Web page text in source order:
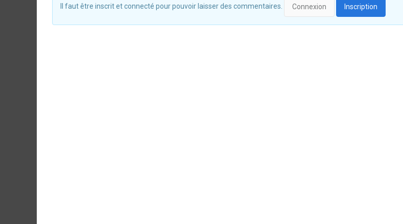
Il faut être inscrit et connecté pour pouvoir laisser des commentaires. Connexion Inscription